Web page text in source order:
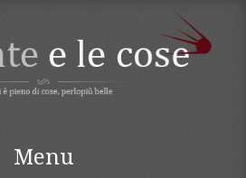
E LE
Menu